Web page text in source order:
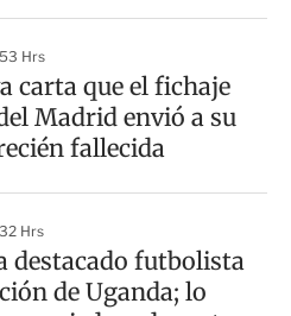
Hrs
carta que el fichaje
Madrid envió a su
fallecida
Hrs
destacado futbolista
de Uganda; lo